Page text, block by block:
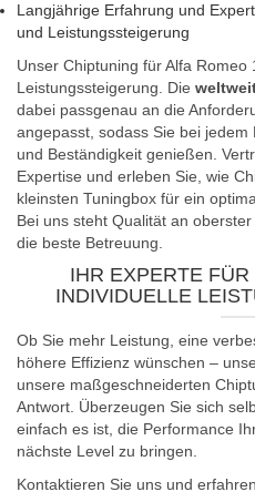
Langjährige Erfahrung und
und Leistungssteigerung
Unser Chiptuning für Alfa
Leistungssteigerung. Die
dabei passgenau an die
angepasst, sodass Sie bei
und Beständigkeit genießen.
Expertise und erleben Sie, wie
kleinsten Tuningbox für ein
Bei uns steht Qualität an
die beste Betreuung.
IHR EXPERTE
INDIVIDUELLE
Ob Sie mehr Leistung, eine
höhere Effizienz wünschen –
unsere maßgeschneiderten
Antwort. Überzeugen Sie sich
einfach es ist, die Performance
nächste Level zu bringen.
Kontaktieren Sie uns und